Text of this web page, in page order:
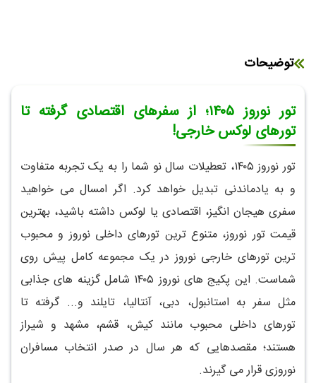
توضیحات
تور نوروز ۱۴۰۵؛ از سفرهای اقتصادی گرفته تا
تورهای لوکس خارجی!
تور نوروز۱۴۰۵، تعطیلات سال نو شما را به یک تجربه متفاوت
و به یادماندنی تبدیل خواهد کرد. اگر امسال می خواهید
سفری هیجان انگیز، اقتصادی یا لوکس داشته باشید، بهترین
قیمت تور نوروز، متنوع ترین تورهای داخلی نوروز و محبوب
ترین تورهای خارجی نوروز در یک مجموعه کامل پیش روی
شماست. این پکیج های نوروز ۱۴۰۵ شامل گزینه های جذابی
مثل سفر به استانبول، دبی، آنتالیا، تایلند و... گرفته تا
تورهای داخلی محبوب مانند کیش، قشم، مشهد و شیراز
هستند؛ مقصدهایی که هر سال در صدر انتخاب مسافران
نوروزی قرار می گیرند.